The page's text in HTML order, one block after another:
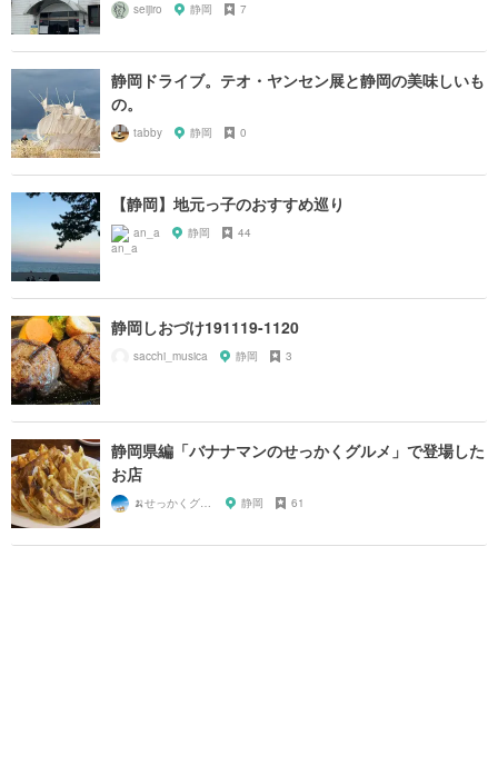
seijiro 静岡 7
静岡ドライブ。テオ・ヤンセン展と静岡の美味しいも
の。
tabby 静岡 0
【静岡】地元っ子のおすすめ巡り
an_a 静岡 44
静岡しおづけ191119-1120
sacchi_musica 静岡 3
静岡県編「バナナマンのせっかくグルメ」で登場した
お店
🍌せっかくグルメまにあ🍌 静岡 61